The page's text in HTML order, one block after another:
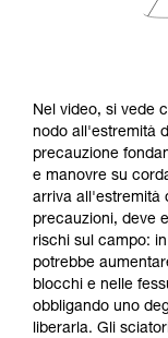
Nel video, si vede
nodo all'estremità
precauzione
e manovre su
arriva all'estremità
precauzioni, deve
rischi sul campo:
potrebbe
blocchi e nelle
obbligando uno
liberarla. Gli